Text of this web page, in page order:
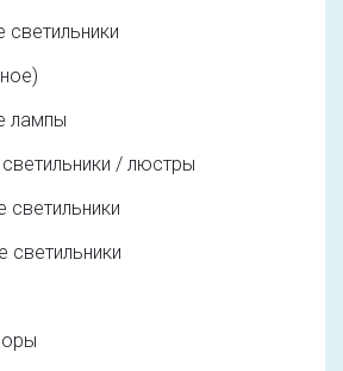
светильники
лампы
/ люстры
светильники
светильники